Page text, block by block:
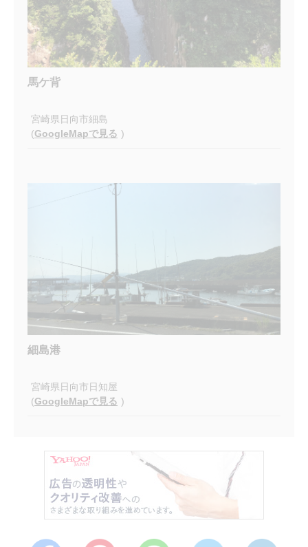
馬ケ背
宮崎県日向市細島
(GoogleMapで見る )
細島港
宮崎県日向市日知屋
(GoogleMapで見る )